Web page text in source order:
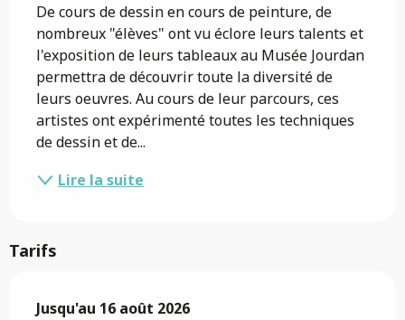
De cours de dessin en cours de peinture, de
nombreux "élèves" ont vu éclore leurs talents et
l'exposition de leurs tableaux au Musée Jourdan
permettra de découvrir toute la diversité de
leurs oeuvres. Au cours de leur parcours, ces
artistes ont expérimenté toutes les techniques
de dessin et de...
Lire la suite
Tarifs
Du16 juillet 2026au16 août 2026
Jusqu'au 16 août 2026